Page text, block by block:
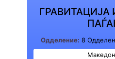
Одделение: 8